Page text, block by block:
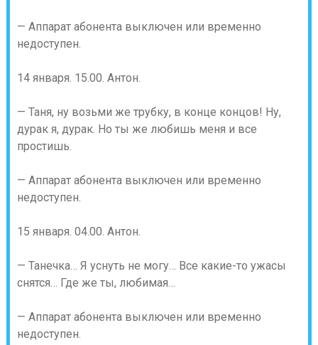
— Аппарат абонента выключен или временно
недоступен.
14 января. 15.00. Антон.
— Таня, ну возьми же трубку, в конце концов! Ну,
дурак я, дурак. Но ты же любишь меня и все
простишь.
— Аппарат абонента выключен или временно
недоступен.
15 января. 04.00. Антон.
— Танечка… Я уснуть не могу… Все какие-то ужасы
снятся… Где же ты, любимая…
— Аппарат абонента выключен или временно
недоступен.